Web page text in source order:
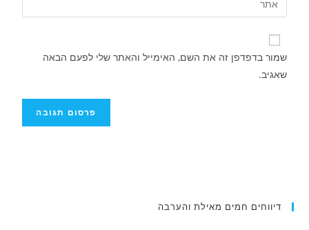
שמור בדפדפן זה את השם, האימייל והאתר שלי לפעם הבאה
שאגיב.
דיווחים חמים מאילת והערבה